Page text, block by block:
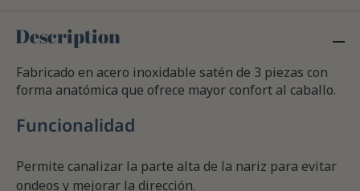
Description
Fabricado en acero inoxidable satén de 3 piezas con
forma anatómica que ofrece mayor confort al caballo.
Funcionalidad
Permite canalizar la parte alta de la nariz para evitar
ondeos y mejorar la dirección.